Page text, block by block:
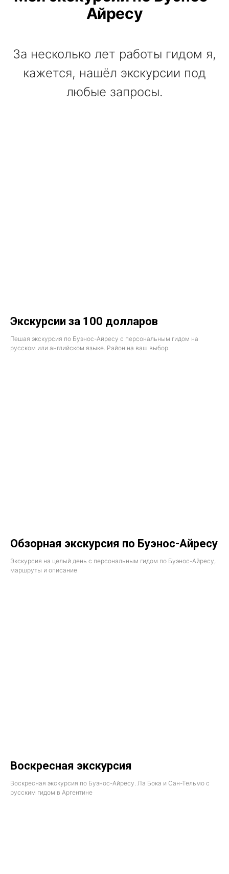
Айресу
За несколько лет работы гидом я,
кажется, нашёл экскурсии под
любые запросы.
Экскурсии за 100 долларов
Пешая экскурсия по Буэнос-Айресу с персональным гидом на
русском или английском языке. Район на ваш выбор.
Обзорная экскурсия по Буэнос-Айресу
Экскурсия на целый день с персональным гидом по Буэнос-Айресу,
маршруты и описание
Воскресная экскурсия
Воскресная экскурсия по Буэнос-Айресу. Ла Бока и Сан-Тельмо с
русским гидом в Аргентине